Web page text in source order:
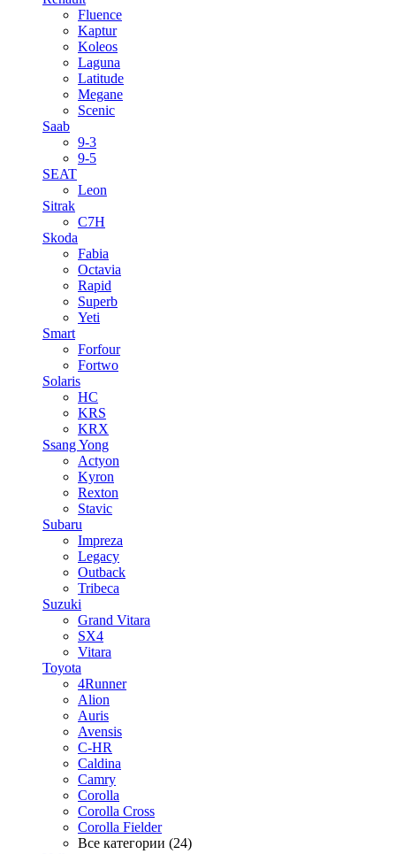
Fluence
Kaptur
Koleos
Laguna
Latitude
Megane
Scenic
Saab
9-3
9-5
SEAT
Leon
Sitrak
C7H
Skoda
Fabia
Octavia
Rapid
Superb
Yeti
Smart
Forfour
Fortwo
Solaris
HC
KRS
KRX
Ssang Yong
Actyon
Kyron
Rexton
Stavic
Subaru
Impreza
Legacy
Outback
Tribeca
Suzuki
Grand Vitara
SX4
Vitara
Toyota
4Runner
Alion
Auris
Avensis
C-HR
Caldina
Camry
Corolla
Corolla Cross
Corolla Fielder
Все категории (24)